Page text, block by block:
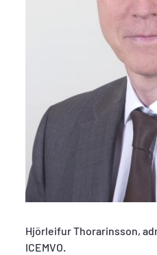
Hjörleifur Thorarinsson,
ICEMVO.